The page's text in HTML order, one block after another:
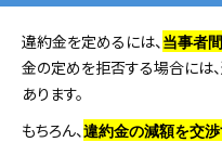
違約金を定めるには、 当事者
金の定めを拒否する場合には
あります。
もちろん、 違約金の減額を交